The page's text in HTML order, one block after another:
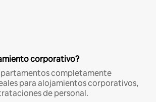
corporativo?
completamente
para alojamientos corporativos,
de personal.